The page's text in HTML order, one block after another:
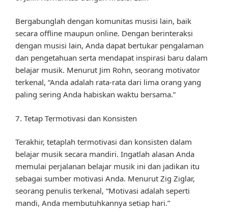
Bergabunglah dengan komunitas musisi lain, baik
secara offline maupun online. Dengan berinteraksi
dengan musisi lain, Anda dapat bertukar pengalaman
dan pengetahuan serta mendapat inspirasi baru dalam
belajar musik. Menurut Jim Rohn, seorang motivator
terkenal, “Anda adalah rata-rata dari lima orang yang
paling sering Anda habiskan waktu bersama.”
7. Tetap Termotivasi dan Konsisten
Terakhir, tetaplah termotivasi dan konsisten dalam
belajar musik secara mandiri. Ingatlah alasan Anda
memulai perjalanan belajar musik ini dan jadikan itu
sebagai sumber motivasi Anda. Menurut Zig Ziglar,
seorang penulis terkenal, “Motivasi adalah seperti
mandi, Anda membutuhkannya setiap hari.”